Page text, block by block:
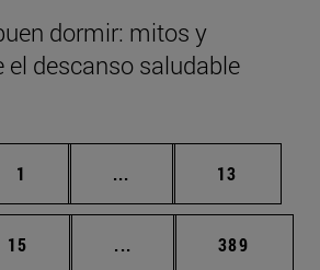
dormir: mitos y
el descanso saludable
Página
1 ... Páginas intermedias
Página
13
Página
15 ... Páginas intermedias
Página
389